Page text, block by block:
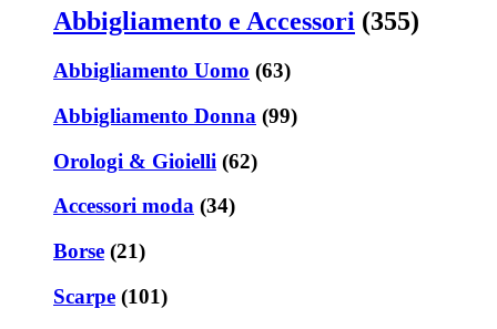
Abbigliamento e Accessori (355)
Abbigliamento Uomo (63)
Abbigliamento Donna (99)
Orologi & Gioielli (62)
Accessori moda (34)
Borse (21)
Scarpe (101)